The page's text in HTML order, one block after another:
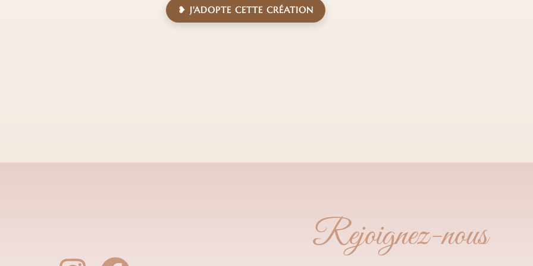
❥ J'ADOPTE CETTE CRÉATION
Rejoignez-nous